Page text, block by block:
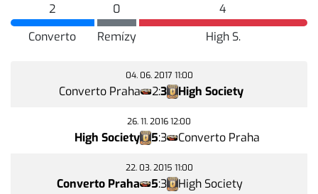
2
Converto
0
Remízy
4
High S.
04. 06. 2017 11:00
Converto Praha 2:3 High Society
26. 11. 2016 12:00
High Society 5:3 Converto Praha
22. 03. 2015 11:00
Converto Praha 5:3 High Society